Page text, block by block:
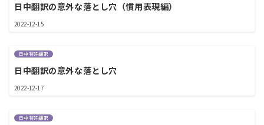
日中翻訳の意外な落とし穴（慣用表現編）
2022-12-15
日中特許翻訳
日中翻訳の意外な落とし穴
2022-12-17
日中特許翻訳